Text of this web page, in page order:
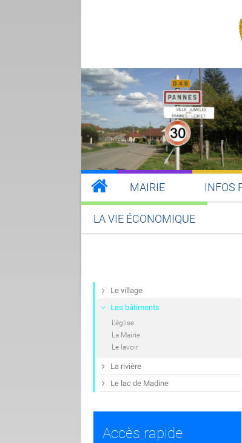
MAIRIE INFOS
LA VIE ÉCONOMIQUE
Le village
Les bâtiments
L'église
La Mairie
Le lavoir
La rivière
Le lac de Madine
Accès rapide